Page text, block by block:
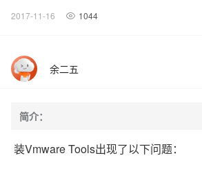
2017-11-16 1044
余二五
简介：
装Vmware Tools出现了以下问题：